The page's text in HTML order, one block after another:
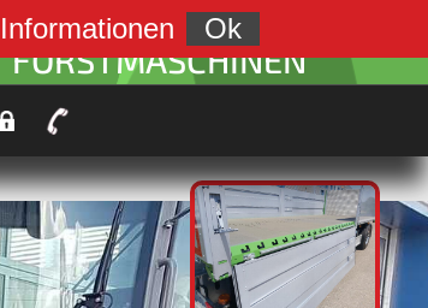
weiter zu:
FORSTMASCHINEN
Ok